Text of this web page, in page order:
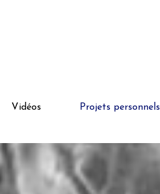
Vidéos Projets personnels